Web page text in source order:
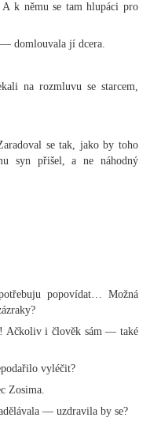
k němu se tam hlupáci pro
domlouvala jí dcera.
na rozmluvu se starcem,
se tak, jako by toho
syn přišel, a ne náhodný
popovídat… Možná
Ačkoliv i člověk sám — také
vyléčit?
Zosima.
— uzdravila by se?